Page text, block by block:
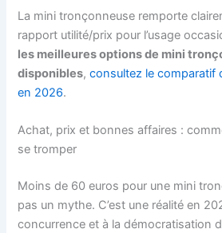
La mini tronçonneuse remporte
rapport utilité/prix pour l’usage
les meilleures options de mini
disponibles,consultez le comparatif
en 2026.
Achat, prix et bonnes affaires :
se tromper
Moins de 60 euros pour une mini
pas un mythe. C’est une réalité en
concurrence et à la démocratisation